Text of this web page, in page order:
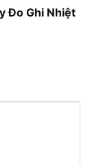
Đo Ghi Nhiệt